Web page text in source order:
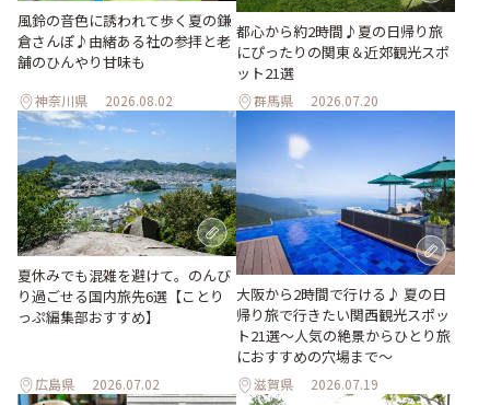
風鈴の音色に誘われて歩く夏の鎌
倉さんぽ♪由緒ある社の参拝と老
舗のひんやり甘味も
神奈川県 2026.08.02
都心から約2時間♪夏の日帰り旅
にぴったりの関東＆近郊観光スポ
ット21選
群馬県 2026.07.20
夏休みでも混雑を避けて。のんび
り過ごせる国内旅先6選【ことり
っぷ編集部おすすめ】
広島県 2026.07.02
大阪から2時間で行ける♪ 夏の日
帰り旅で行きたい関西観光スポッ
ト21選～人気の絶景からひとり旅
におすすめの穴場まで～
滋賀県 2026.07.19